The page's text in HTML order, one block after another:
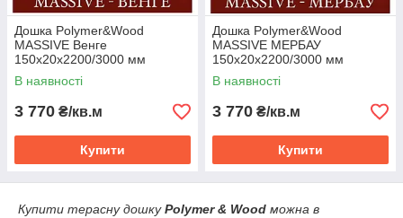
Дошка Polymer&Wood
MASSIVE Венге
150х20х2200/3000 мм
В наявності
3 770 ₴/кв.м
Купити
Дошка Polymer&Wood
MASSIVE МЕРБАУ
150х20х2200/3000 мм
В наявності
3 770 ₴/кв.м
Купити
Купити терасну дошкуPolymer & Wood можна в